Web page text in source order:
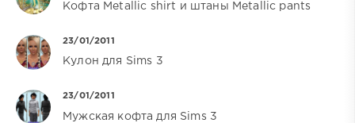
Кофта Metallic shirt и штаны Metallic pants
23/01/2011
Кулон для Sims 3
23/01/2011
Мужская кофта для Sims 3